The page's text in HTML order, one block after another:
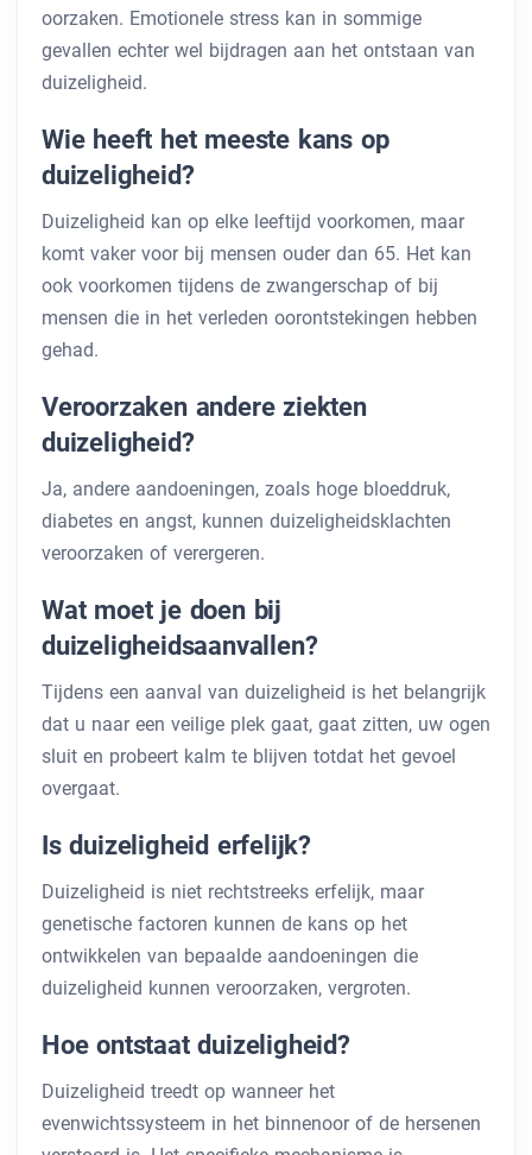
oorzaken. Emotionele stress kan in sommige
gevallen echter wel bijdragen aan het ontstaan ​​van
duizeligheid.
Wie heeft het meeste kans op
duizeligheid?
Duizeligheid kan op elke leeftijd voorkomen, maar
komt vaker voor bij mensen ouder dan 65. Het kan
ook voorkomen tijdens de zwangerschap of bij
mensen die in het verleden oorontstekingen hebben
gehad.
Veroorzaken andere ziekten
duizeligheid?
Ja, andere aandoeningen, zoals hoge bloeddruk,
diabetes en angst, kunnen duizeligheidsklachten
veroorzaken of verergeren.
Wat moet je doen bij
duizeligheidsaanvallen?
Tijdens een aanval van duizeligheid is het belangrijk
dat u naar een veilige plek gaat, gaat zitten, uw ogen
sluit en probeert kalm te blijven totdat het gevoel
overgaat.
Is duizeligheid erfelijk?
Duizeligheid is niet rechtstreeks erfelijk, maar
genetische factoren kunnen de kans op het
ontwikkelen van bepaalde aandoeningen die
duizeligheid kunnen veroorzaken, vergroten.
Hoe ontstaat duizeligheid?
Duizeligheid treedt op wanneer het
evenwichtssysteem in het binnenoor of de hersenen